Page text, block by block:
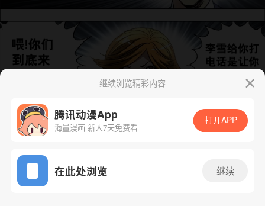
App免费看
下一话
继续浏览精彩内容
腾讯动漫App
海量漫画 新人7天免费看
打开APP
在此处浏览 继续